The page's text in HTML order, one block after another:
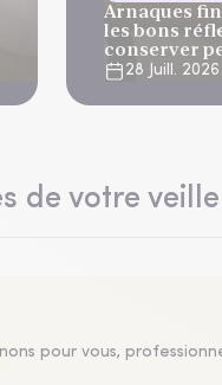
Arnaques
les bons
conserver
vacances
28 Juill. 2026
de votre
pour vous,